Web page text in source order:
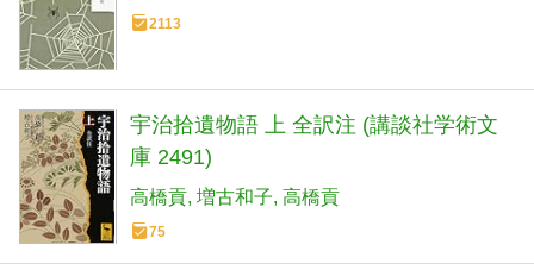
2113
宇治拾遺物語 上 全訳注 (講談社学術文
庫 2491)
高橋貢 増古和子 高橋貢
75